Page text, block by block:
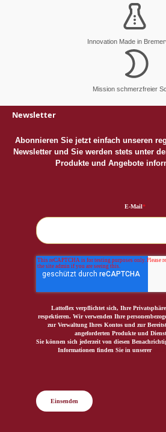
Innovation Made in
Mission schmerzfreier
Newsletter
Abonnieren Sie jetzt einfach unseren
Newsletter und Sie werden stets unter
Produkte und Angebote
E-Mail*
Lattoflex verpflichtet sich, Ihre
respektieren. Wir verwenden Ihre
zur Verwaltung Ihres Kontos und zur
angeforderten Produkte und
Sie können sich jederzeit von diesen
Informationen finden Sie in unserer
Einsenden